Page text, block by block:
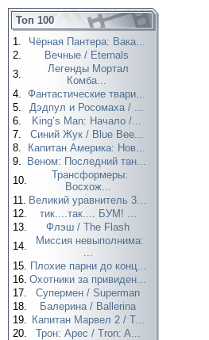
Топ 100
1.
Чёрная Пантера: Вака...
2.
Вечные / Eternals
3.
Легенды Мортал
Комба...
4. Фантастические твари...
5.
Дэдпул и Росомаха / ...
6.
King’s Man: Начало /...
7.
Синий Жук / Blue Bee...
8.
Капитан Америка: Нов...
9.
Веном: Последний тан...
10.
Трансформеры:
Восхож...
11. Великий уравнитель 3...
12.
тик....так.... БУМ! ...
13.
Флэш / The Flash
14.
Миссия невыполнима:
...
15. Плохие парни до конц...
16. Охотники за привиден...
17.
Супермен / Superman
18.
Балерина / Ballerina
19. Капитан Марвел 2 / T...
20.
Трон: Арес / Tron: A...